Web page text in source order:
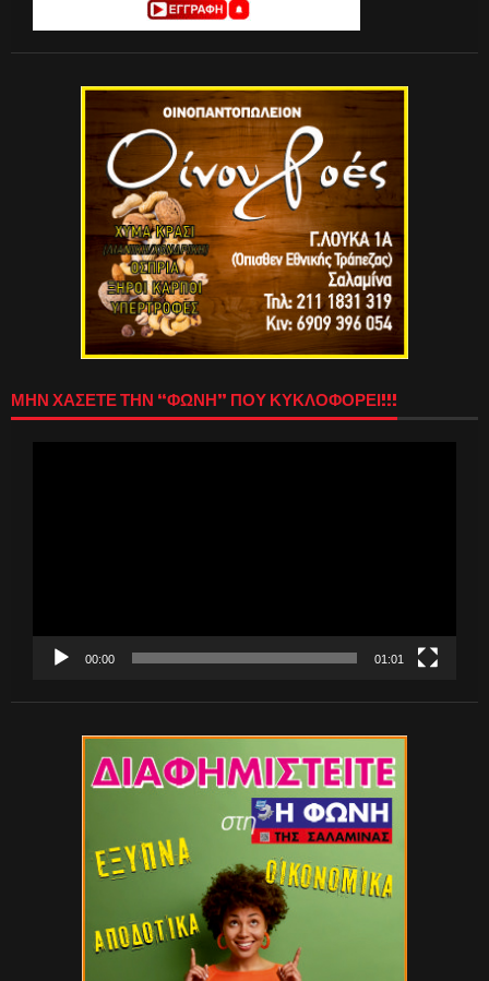
ΜΗΝ ΧΑΣΕΤΕ ΤΗΝ “ΦΩΝΗ” ΠΟΥ ΚΥΚΛΟΦΟΡΕΙ!!!
00:00 01:01